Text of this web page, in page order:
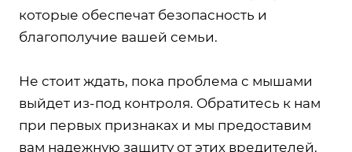
которые обеспечат безопасность и
благополучие вашей семьи.
Не стоит ждать, пока проблема с мышами
выйдет из-под контроля. Обратитесь к нам
при первых признаках и мы предоставим
вам надежную защиту от этих вредителей.